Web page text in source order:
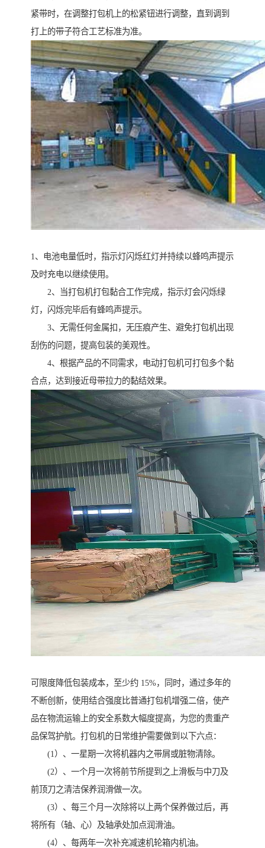
紧带时，在调整打包机上的松紧钮进行调整，直到调到
打上的带子符合工艺标准为准。
1、电池电量低时，指示灯闪烁红灯并持续以蜂鸣声提示
及时充电以继续使用。
2、当打包机打包黏合工作完成，指示灯会闪烁绿
灯，闪烁完毕后有蜂鸣声提示。
3、无需任何金属扣，无压痕产生、避免打包机出现
刮伤的问题，提高包装的美观性。
4、根据产品的不同需求，电动打包机可打包多个黏
合点，达到接近母带拉力的黏结效果。
可限度降低包装成本，至少约 15%，同时，通过多年的
不断创新，使用结合强度比普通打包机增强二倍，使产
品在物流运输上的安全系数大幅度提高，为您的贵重产
品保驾护航。打包机的日常维护需要做到以下六点：
(1）、一星期一次将机器内之带屑或脏物清除。
(2）、一个月一次将前节所提到之上滑板与中刀及
前顶刀之清洁保养润滑做一次。
(3）、每三个月一次除将以上两个保养做过后，再
将所有（轴、心）及轴承处加点润滑油。
(4）、每两年一次补充减速机轮箱内机油。